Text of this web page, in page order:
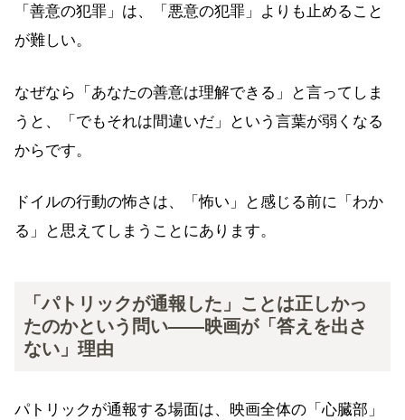
「善意の犯罪」は、「悪意の犯罪」よりも止めること
が難しい。
なぜなら「あなたの善意は理解できる」と言ってしま
うと、「でもそれは間違いだ」という言葉が弱くなる
からです。
ドイルの行動の怖さは、「怖い」と感じる前に「わか
る」と思えてしまうことにあります。
「パトリックが通報した」ことは正しかっ
たのかという問い——映画が「答えを出さ
ない」理由
パトリックが通報する場面は、映画全体の「心臓部」